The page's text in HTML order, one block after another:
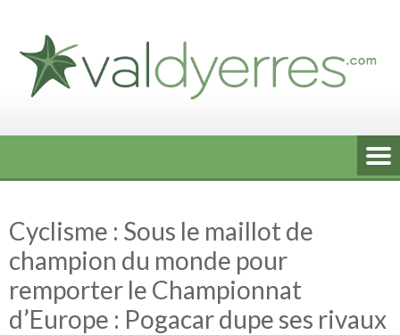
content
Cyclisme : Sous le maillot de
champion du monde pour
remporter le Championnat
d’Europe : Pogacar dupe ses rivaux